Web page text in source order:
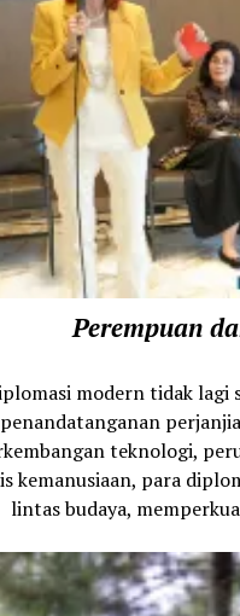
Perempuan
modern tidak lagi
penandatanganan
teknologi,
kemanusiaan, para
lintas budaya,